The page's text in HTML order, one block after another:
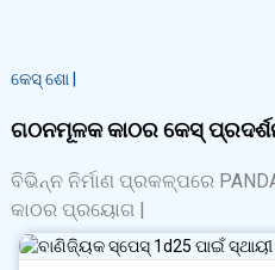
କେସ୍ ଶୋ |
ଗଠନମୂଳକ କାଠର କେସ୍
ବିଭିନ୍ନ ନିର୍ମାଣ ପ୍ରକଳ୍ପରେ
କାଠର ପ୍ରୟୋଗ |